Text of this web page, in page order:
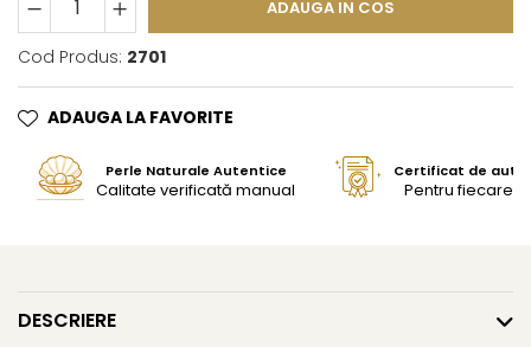
ADAUGA IN COS
Cod Produs: 2701
ADAUGA LA FAVORITE
Perle Naturale Autentice
Calitate verificată manual
Certificat de
Pentru fiecare
DESCRIERE